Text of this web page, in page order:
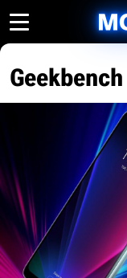
Geekbench